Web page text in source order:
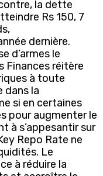
la dette
Rs 150, 7
dernière.
d’armes le
Finances réitère
à toute
dans la
si en certaines
pour augmenter le
à s’appesantir sur
Repo Rate ne
Le
à réduire la